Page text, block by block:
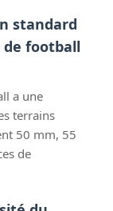
standard
football
a une
terrains
50 mm, 55
de